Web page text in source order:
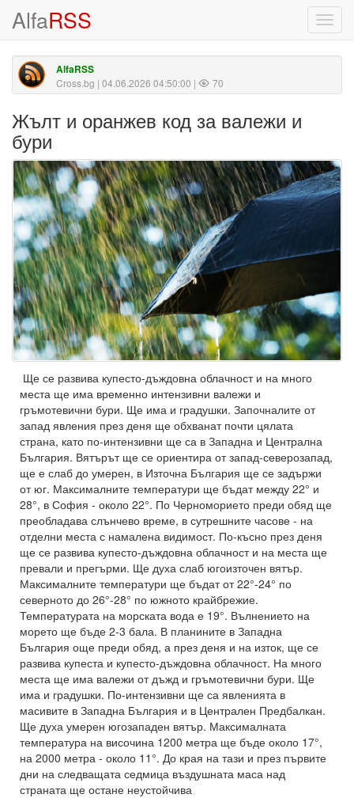
AlfaRSS
AlfaRSS
Cross.bg | 04.06.2026 04:50:00 | 70
Жълт и оранжев код за валежи и
бури
Ще се развива купесто-дъждовна облачност и на много
места ще има временно интензивни валежи и
гръмотевични бури. Ще има и градушки. Започналите от
запад явления през деня ще обхванат почти цялата
страна, като по-интензивни ще са в Западна и Централна
България. Вятърът ще се ориентира от запад-северозапад,
ще е слаб до умерен, в Източна България ще се задържи
от юг. Максималните температури ще бъдат между 22° и
28°, в София - около 22°. По Черноморието преди обяд ще
преобладава слънчево време, в сутрешните часове - на
отделни места с намалена видимост. По-късно през деня
ще се развива купесто-дъждовна облачност и на места ще
превали и прегърми. Ще духа слаб югоизточен вятър.
Максималните температури ще бъдат от 22°-24° по
северното до 26°-28° по южното крайбрежие.
Температурата на морската вода е 19°. Вълнението на
морето ще бъде 2-3 бала. В планините в Западна
България още преди обяд, а през деня и на изток, ще се
развива купеста и купесто-дъждовна облачност. На много
места ще има валежи от дъжд и гръмотевични бури. Ще
има и градушки. По-интензивни ще са явленията в
масивите в Западна България и в Централен Предбалкан.
Ще духа умерен югозападен вятър. Максималната
температура на височина 1200 метра ще бъде около 17°,
на 2000 метра - около 11°. До края на тази и през първите
дни на следващата седмица въздушната маса над
страната ще остане неустойчива